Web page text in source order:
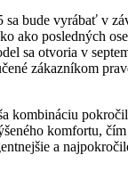
bude vyrábať v
ako posledných
sa otvoria v
zákazníkom
kombináciu
komfortu,
a